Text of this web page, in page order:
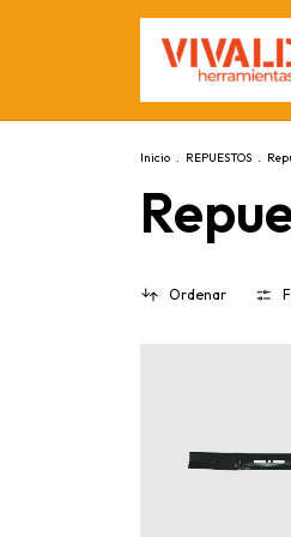
Inicio . REPUESTOS .
Ordenar